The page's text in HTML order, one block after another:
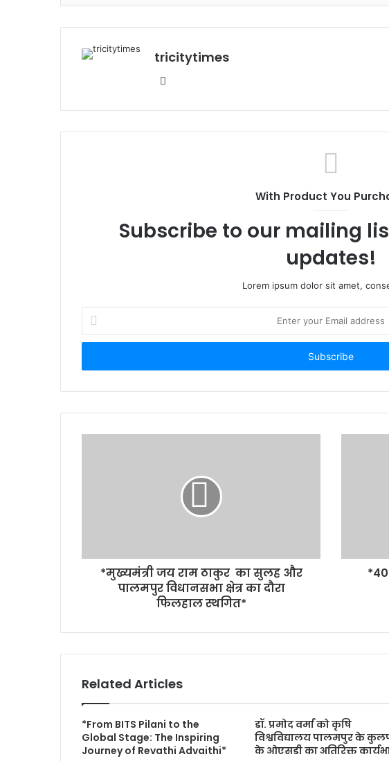
tricitytimes
Website
With Product You
Subscribe to our mailing
updates!
Lorem ipsum dolor sit amet,
your
Email
*मुख्यमंत्री जय राम ठाकुर का सुलह और
पालमपुर विधानसभा क्षेत्र का दौरा
फिलहाल स्थगित*
*40
Related Articles
*From BITS Pilani to the
Global Stage: The Inspiring
Journey of Revathi Advaithi*
डॉ. प्रमोद वर्मा को कृषि
विश्वविद्यालय पालमपुर के
के ओएसडी का अतिरिक्त